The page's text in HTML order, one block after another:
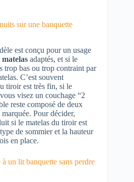
sur une banquette
est conçu pour un usage
adaptés, et si le
trop bas ou trop contraint par
C’est souvent
tiroir est très fin, si le
visez un couchage “2
reste composé de deux
Pour décider,
si le matelas du tiroir est
de sommier et la hauteur
en place.
un lit banquette sans perdre